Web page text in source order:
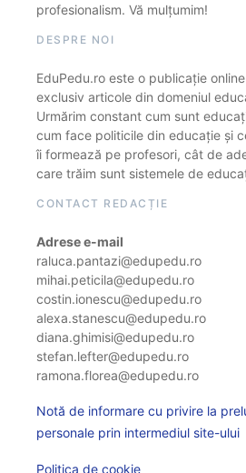
profesionalism. Vă mulțumim!
DESPRE NOI
EduPedu.ro este o publicație
exclusiv articole din domeniul
Urmărim constant cum sunt
cum face politicile din educație și
îi formează pe profesori, cât de
care trăim sunt sistemele de
CONTACT REDACȚIE
Adrese e-mail
raluca.pantazi@edupedu.ro
mihai.peticila@edupedu.ro
costin.ionescu@edupedu.ro
alexa.stanescu@edupedu.ro
diana.ghimisi@edupedu.ro
stefan.lefter@edupedu.ro
ramona.florea@edupedu.ro
Notă de informare cu privire la
personale prin intermediul site-ului
Politica de cookie